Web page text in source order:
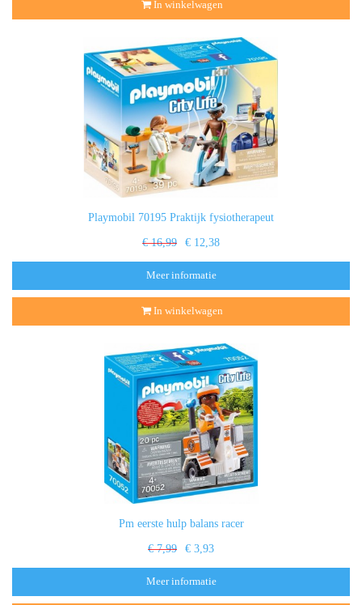
In winkelwagen
Playmobil 70195 Praktijk fysiotherapeut
€ 16,99 € 12,38
Meer informatie
In winkelwagen
Pm eerste hulp balans racer
€ 7,99 € 3,93
Meer informatie